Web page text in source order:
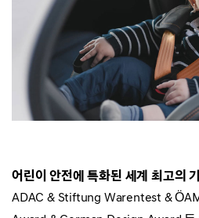
어린이 안전에 특화된 세계 최고의
ADAC & Stiftung Warentest &